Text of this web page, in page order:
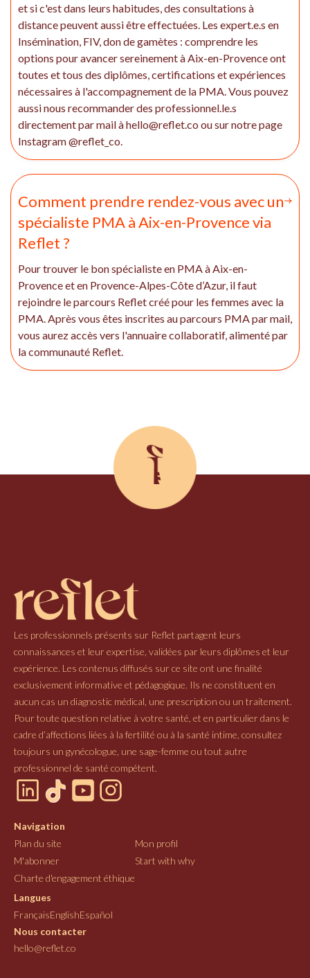
et si c'est dans leurs habitudes, des consultations à
distance peuvent aussi être effectuées. Les expert.e.s en
Insémination, FIV, don de gamètes : comprendre les
options pour avancer sereinement à Aix-en-Provence ont
toutes et tous des diplômes, certifications et expériences
nécessaires à l'accompagnement de la PMA. Vous pouvez
aussi nous recommander des professionnel.le.s
directement par mail à hello@reflet.co ou sur notre page
Instagram @reflet_co.
Comment prendre rendez-vous avec un
spécialiste PMA à Aix-en-Provence via
Reflet ?
Pour trouver le bon spécialiste en PMA à Aix-en-
Provence et en Provence-Alpes-Côte d’Azur, il faut
rejoindre le parcours Reflet créé pour les femmes avec la
PMA. Après vous êtes inscrites au parcours PMA par mail,
vous aurez accès vers l'annuaire collaboratif, alimenté par
la communauté Reflet.
Les professionnels présents sur Reflet partagent leurs
connaissances et leur expertise, validées par leurs diplômes et leur
expérience. Les contenus diffusés sur ce site ont une finalité
exclusivement informative et pédagogique. Ils ne constituent en
aucun cas un diagnostic médical, une prescription ou un traitement.
Pour toute question relative à votre santé, et en particulier dans le
cadre d’affections liées à la fertilité ou à la santé intime, consultez
toujours un gynécologue, une sage-femme ou tout autre
professionnel de santé compétent.
Navigation
Plan du site
Mon profil
M'abonner
Start with why
Charte d'engagement éthique
Langues
FrançaisEnglishEspañol
Nous contacter
hello@reflet.co